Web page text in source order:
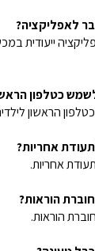
לאפליקציה?
ייעודית
כטלפון
הראשון
אחריות?
אחריות.
הוראות?
הוראות.